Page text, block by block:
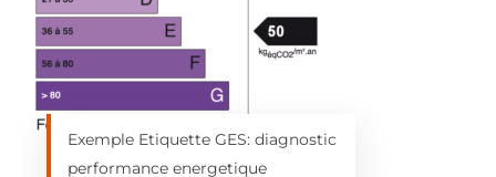
Exemple Etiquette GES: diagnostic
performance energetique